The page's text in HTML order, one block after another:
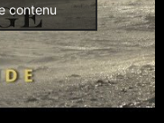
contenu